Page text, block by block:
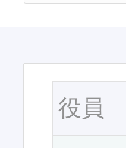
役員